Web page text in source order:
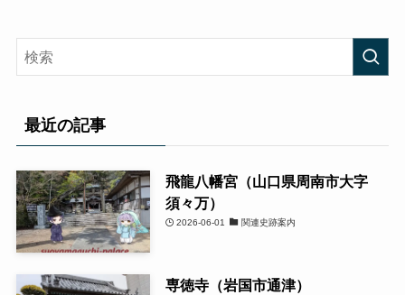
最近の記事
飛龍八幡宮（山口県周南市大字
須々万）
2026-06-01 関連史跡案内
専徳寺（岩国市通津）